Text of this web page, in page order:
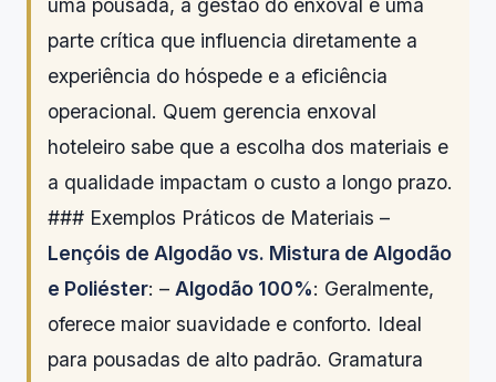
uma pousada, a gestão do enxoval é uma
parte crítica que influencia diretamente a
experiência do hóspede e a eficiência
operacional. Quem gerencia enxoval
hoteleiro sabe que a escolha dos materiais e
a qualidade impactam o custo a longo prazo.
### Exemplos Práticos de Materiais –
Lençóis de Algodão vs. Mistura de Algodão
e Poliéster: – Algodão 100%: Geralmente,
oferece maior suavidade e conforto. Ideal
para pousadas de alto padrão. Gramatura